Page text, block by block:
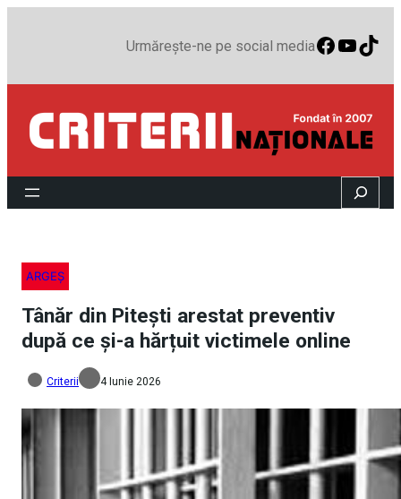
Urmărește-ne pe social media
Search
ARGEȘ
Tânăr din Pitești arestat preventiv
după ce și-a hărțuit victimele online
Criterii 4 Iunie 2026